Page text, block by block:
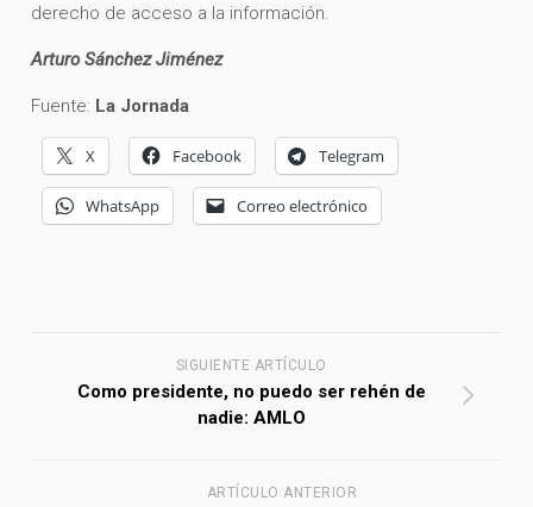
derecho de acceso a la información.
Arturo Sánchez Jiménez
Fuente: La Jornada
X Facebook Telegram
WhatsApp Correo electrónico
SIGUIENTE ARTÍCULO
Como presidente, no puedo ser rehén de
nadie: AMLO
ARTÍCULO ANTERIOR